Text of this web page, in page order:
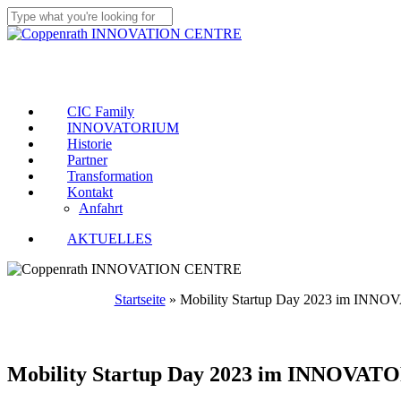
Skip
to
Close
CIC Family
INNOVATORIUM
Historie
Partner
Transformation
Kontakt
Anfahrt
AKTUELLES
Startseite» Mobility Startup Day 2023 im
Mobility Startup Day 2023 im